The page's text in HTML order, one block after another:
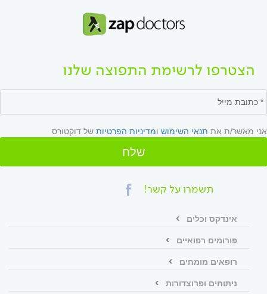
הצטרפו לרשימת התפוצה שלנו
אני מאשר/ת את תנאי השימוש ומדיניות הפרטיות של דוקטורס
שלח
תשמרו על קשר!
אינדקס וכלים
פורומים רפואיים
רופאים מומחים
ניתוחים ופרוצדורות